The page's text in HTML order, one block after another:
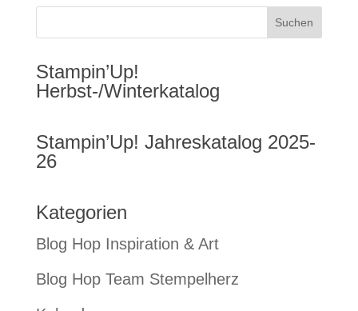
Stampin’Up!
Herbst-/Winterkatalog
Stampin’Up! Jahreskatalog 2025-
26
Kategorien
Blog Hop Inspiration & Art
Blog Hop Team Stempelherz